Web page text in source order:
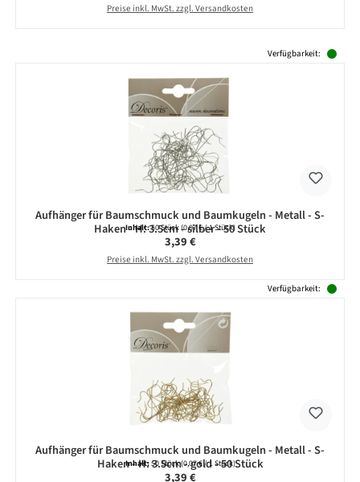
Preise inkl. MwSt. zzgl. Versandkosten
Verfügbarkeit:
Aufhänger für Baumschmuck und Baumkugeln - Metall - S-
Haken - H: 3.5cm - silber - 50 Stück
Inhalt:50 Stück(0,07 € / 1 Stück)
Regulärer Preis:
3,39 €
Preise inkl. MwSt. zzgl. Versandkosten
Verfügbarkeit:
Aufhänger für Baumschmuck und Baumkugeln - Metall - S-
Haken - H: 3.5cm - gold - 50 Stück
Inhalt:50 Stück(0,07 € / 1 Stück)
Regulärer Preis:
3,39 €